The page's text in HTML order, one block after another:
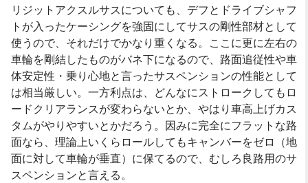
リジットアクスルサスについても、デフとドライブシャフ
トが入ったケーシングを強固にしてサスの剛性部材として
使うので、それだけでかなり重くなる。ここに更に左右の
車輪を剛結したものがバネ下になるので、路面追従性や車
体安定性・乗り心地と言ったサスペンションの性能として
は相当厳しい。一方利点は、どんなにストロークしてもロ
ードクリアランスが変わらないとか、やはり車高上げカス
タムがやりやすいとかだろう。因みに完全にフラットな路
面なら、理論上いくらロールしてもキャンバーをゼロ（地
面に対して車輪が垂直）に保てるので、むしろ良路用のサ
スペンションと言える。